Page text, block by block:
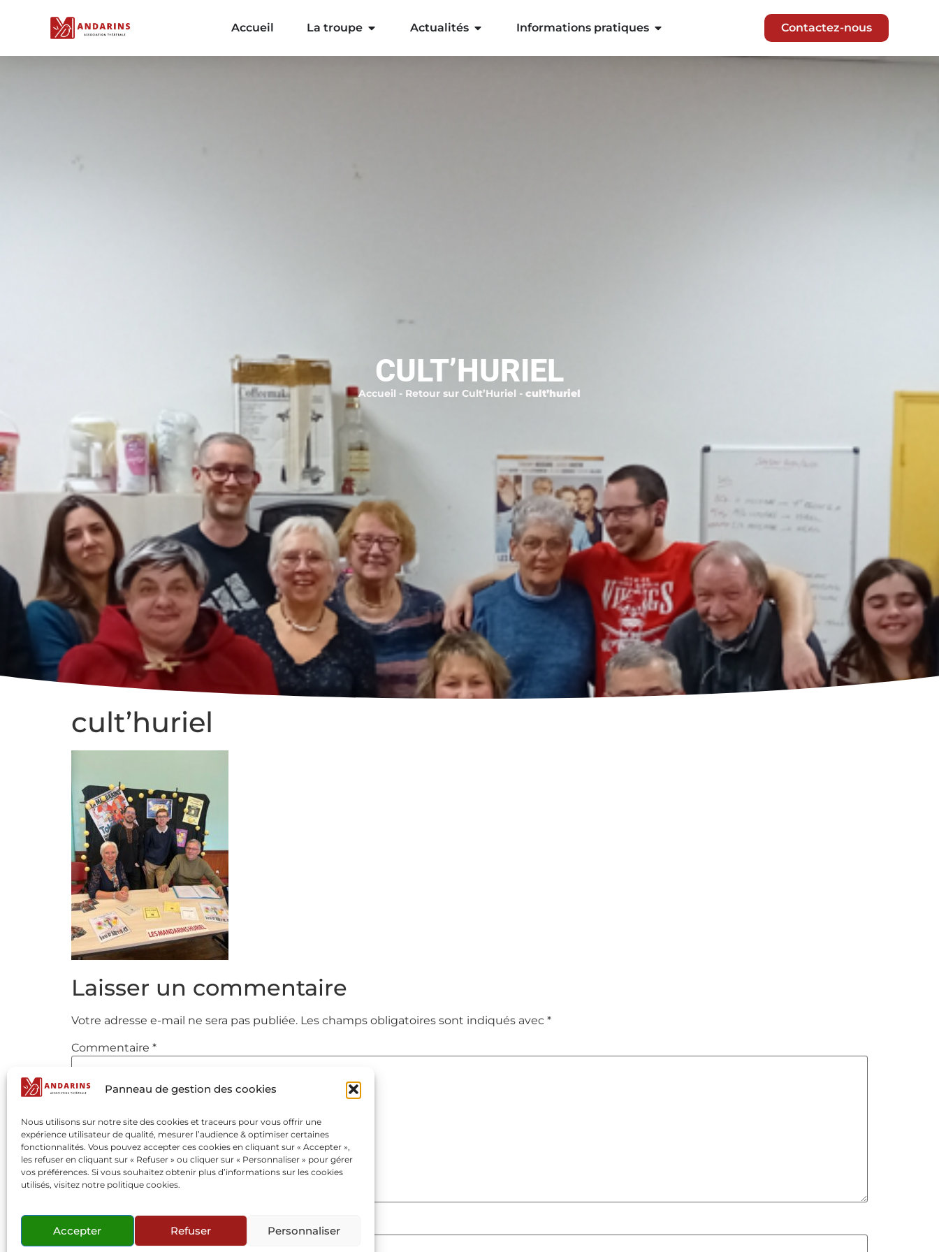
Panneau de gestion des cookies
Nous utilisons sur notre site des cookies et traceurs pour vous offrir une
expérience utilisateur de qualité, mesurer l’audience & optimiser certaines
fonctionnalités. Vous pouvez accepter ces cookies en cliquant sur « Accepter »,
les refuser en cliquant sur « Refuser » ou cliquer sur « Personnaliser » pour gérer
vos préférences. Si vous souhaitez obtenir plus d’informations sur les cookies
utilisés, visitez notre politique cookies.
Accepter Refuser Personnaliser
Accueil La troupe Actualités Informations pratiques Contactez-nous
CULT’HURIEL
Accueil - Retour sur Cult’Huriel - cult’huriel
cult’huriel
Laisser un commentaire
Votre adresse e-mail ne sera pas publiée. Les champs obligatoires sont indiqués avec *
Commentaire *
Nom